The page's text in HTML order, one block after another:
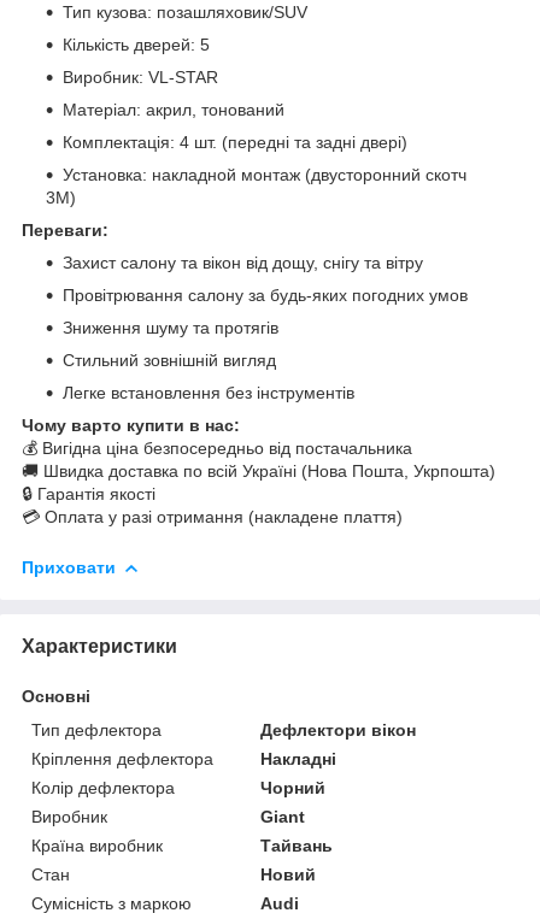
Тип кузова: позашляховик/SUV
Кількість дверей: 5
Виробник: VL-STAR
Матеріал: акрил, тонований
Комплектація: 4 шт. (передні та задні двері)
Установка: накладной монтаж (двусторонний скотч
3M)
Переваги:
Захист салону та вікон від дощу, снігу та вітру
Провітрювання салону за будь-яких погодних умов
Зниження шуму та протягів
Стильний зовнішній вигляд
Легке встановлення без інструментів
Чому варто купити в нас:
💰 Вигідна ціна безпосередньо від постачальника
🚚 Швидка доставка по всій Україні (Нова Пошта, Укрпошта)
🔒 Гарантія якості
💳 Оплата у разі отримання (накладене плаття)
Приховати
Характеристики
Основні
Тип дефлектора
Дефлектори вікон
Кріплення дефлектора
Накладні
Колір дефлектора
Чорний
Виробник
Giant
Країна виробник
Тайвань
Стан
Новий
Сумісність з маркою
Audi